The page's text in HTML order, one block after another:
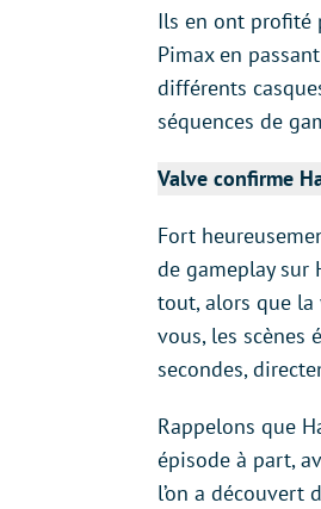
Ils en ont profité
Pimax en
différents
séquences de
Valve confirme
Fort
de gameplay sur
tout, alors que la
vous, les scènes
secondes,
Rappelons que
épisode à part,
l’on a découvert